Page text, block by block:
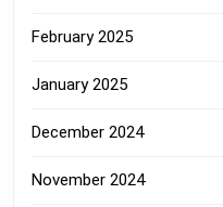
February 2025
January 2025
December 2024
November 2024